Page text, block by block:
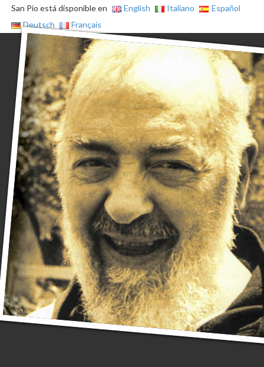
San Pío está disponible en English Italiano
Español
Deutsch
Français